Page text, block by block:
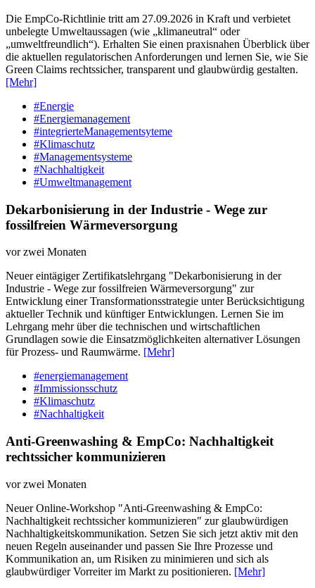
Die EmpCo-Richtlinie tritt am 27.09.2026 in Kraft und verbietet
unbelegte Umweltaussagen (wie „klimaneutral“ oder
„umweltfreundlich“). Erhalten Sie einen praxisnahen Überblick über
die aktuellen regulatorischen Anforderungen und lernen Sie, wie Sie
Green Claims rechtssicher, transparent und glaubwürdig gestalten.
[Mehr]
#Energie
#Energiemanagement
#integrierteManagementsyteme
#Klimaschutz
#Managementsysteme
#Nachhaltigkeit
#Umweltmanagement
Dekarbonisierung in der Industrie - Wege zur
fossilfreien Wärmeversorgung
vor zwei Monaten
Neuer eintägiger Zertifikatslehrgang "Dekarbonisierung in der
Industrie - Wege zur fossilfreien Wärmeversorgung" zur
Entwicklung einer Transformationsstrategie unter Berücksichtigung
aktueller Technik und künftiger Entwicklungen. Lernen Sie im
Lehrgang mehr über die technischen und wirtschaftlichen
Grundlagen sowie die Einsatzmöglichkeiten alternativer Lösungen
für Prozess- und Raumwärme. [Mehr]
#energiemanagement
#Immissionsschutz
#Klimaschutz
#Nachhaltigkeit
Anti-Greenwashing & EmpCo: Nachhaltigkeit
rechtssicher kommunizieren
vor zwei Monaten
Neuer Online-Workshop "Anti-Greenwashing & EmpCo:
Nachhaltigkeit rechtssicher kommunizieren" zur glaubwürdigen
Nachhaltigkeitskommunikation. Setzen Sie sich jetzt aktiv mit den
neuen Regeln auseinander und passen Sie Ihre Prozesse und
Kommunikation an, um Risiken zu minimieren und sich als
glaubwürdiger Vorreiter im Markt zu positionieren. [Mehr]